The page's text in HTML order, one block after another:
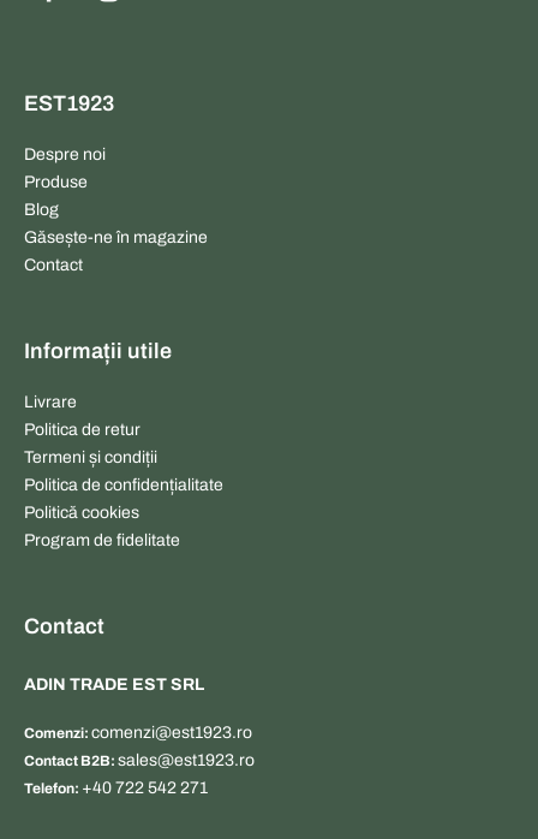
EST1923
Despre noi
Produse
Blog
Găsește-ne în magazine
Contact
Informații utile
Livrare
Politica de retur
Termeni și condiții
Politica de confidențialitate
Politică cookies
Program de fidelitate
Contact
ADIN TRADE EST SRL
Comenzi: comenzi@est1923.ro
Contact B2B: sales@est1923.ro
Telefon: +40 722 542 271